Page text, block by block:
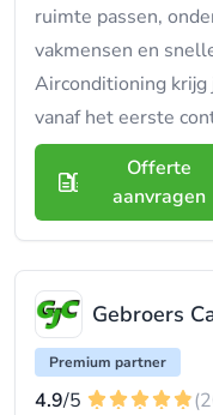
ruimte passen,
vakmensen en
Airconditioning
vanaf het eerste
Offerte
aanvragen
Gebroers
Premium partner
4.9/5